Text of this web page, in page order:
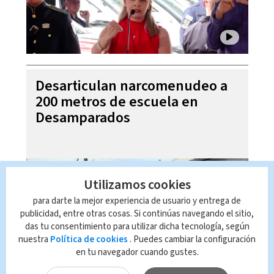
Desarticulan narcomenudeo a
200 metros de escuela en
Desamparados
Utilizamos cookies
para darte la mejor experiencia de usuario y entrega de
publicidad, entre otras cosas. Si continúas navegando el sitio,
das tu consentimiento para utilizar dicha tecnología, según
nuestra Política de cookies . Puedes cambiar la configuración
en tu navegador cuando gustes.